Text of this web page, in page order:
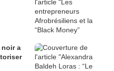
noir a